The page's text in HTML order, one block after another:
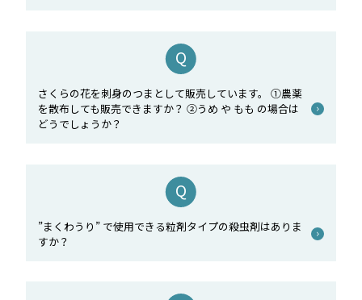
さくらの花を刺身のつまとして販売しています。 ①農薬
を散布しても販売できますか？ ②うめ や もも の場合は
どうでしょうか？
”まくわうり” で使用できる粒剤タイプの殺虫剤はありま
すか？